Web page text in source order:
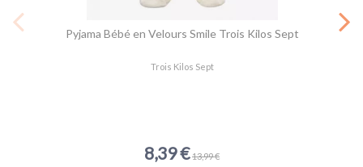
Pyjama Bébé en Velours Smile Trois Kilos Sept
Trois Kilos Sept
8,39 € 13,99 €